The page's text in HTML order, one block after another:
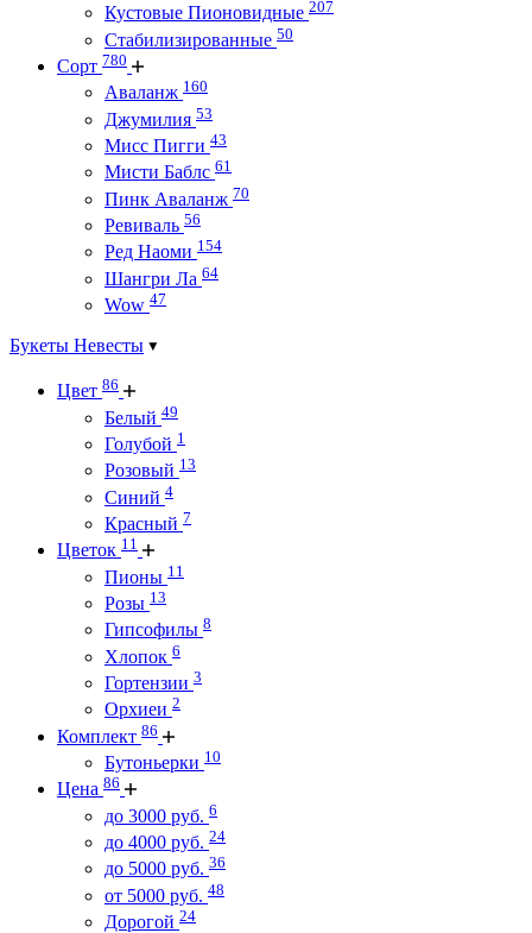
Кустовые Пионовидные 207
Стабилизированные 50
Сорт 780
Аваланж 160
Джумилия 53
Мисс Пигги 43
Мисти Баблс 61
Пинк Аваланж 70
Ревиваль 56
Ред Наоми 154
Шангри Ла 64
Wow 47
Букеты Невесты
Цвет 86
Белый 49
Голубой 1
Розовый 13
Синий 4
Красный 7
Цветок 11
Пионы 11
Розы 13
Гипсофилы 8
Хлопок 6
Гортензии 3
Орхиеи 2
Комплект 86
Бутоньерки 10
Цена 86
до 3000 руб. 6
до 4000 руб. 24
до 5000 руб. 36
от 5000 руб. 48
Дорогой 24